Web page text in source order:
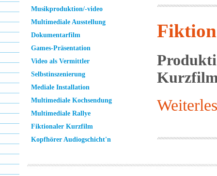
Musikproduktion/-video
Multimediale Ausstellung
Dokumentarfilm
Games-Präsentation
Video als Vermittler
Selbstinszenierung
Mediale Installation
Multimediale Kochsendung
Multimediale Rallye
Fiktionaler Kurzfilm
Kopfhörer Audiogschicht'n